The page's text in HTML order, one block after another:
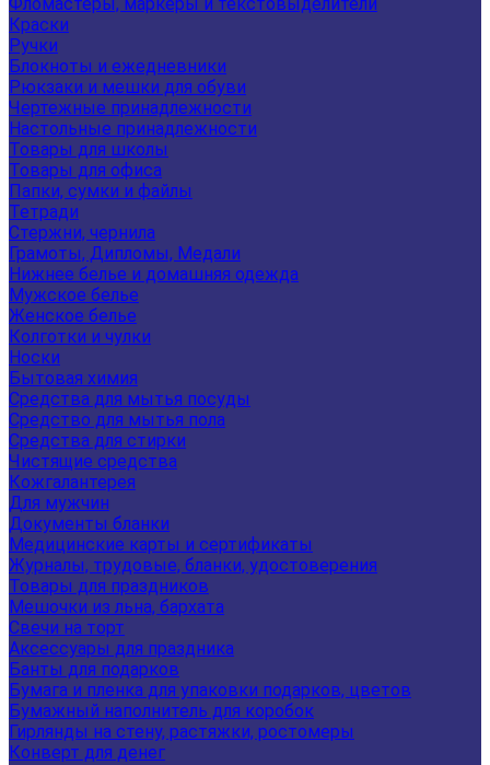
Краски
Ручки
Блокноты и ежедневники
Рюкзаки и мешки для обуви
Чертежные принадлежности
Настольные принадлежности
Товары для школы
Товары для офиса
Папки, сумки и файлы
Тетради
Стержни, чернила
Грамоты, Дипломы, Медали
Нижнее белье и домашняя одежда
Мужское белье
Женское белье
Колготки и чулки
Носки
Бытовая химия
Средства для мытья посуды
Средство для мытья пола
Средства для стирки
Чистящие средства
Кожгалантерея
Для мужчин
Документы бланки
Медицинские карты и сертификаты
Журналы, трудовые, бланки, удостоверения
Товары для праздников
Мешочки из льна, бархата
Свечи на торт
Аксессуары для праздника
Банты для подарков
Бумага и пленка для упаковки подарков, цветов
Бумажный наполнитель для коробок
Гирлянды на стену, растяжки, ростомеры
Конверт для денег